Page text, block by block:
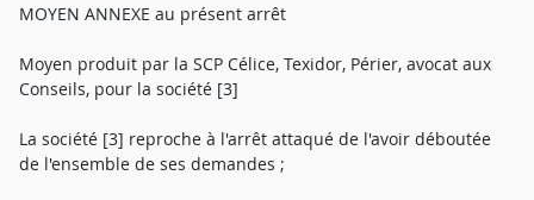
MOYEN ANNEXE au présent arrêt
Moyen produit par la SCP Célice, Texidor, Périer, avocat aux
Conseils, pour la société [3]
La société [3] reproche à l'arrêt attaqué de l'avoir déboutée
de l'ensemble de ses demandes ;